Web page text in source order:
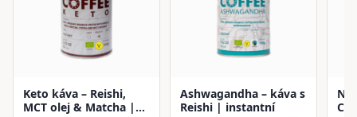
Keto káva – Reishi,
MCT olej & Matcha |
Ashwagandha – káva s
Reishi | instantní